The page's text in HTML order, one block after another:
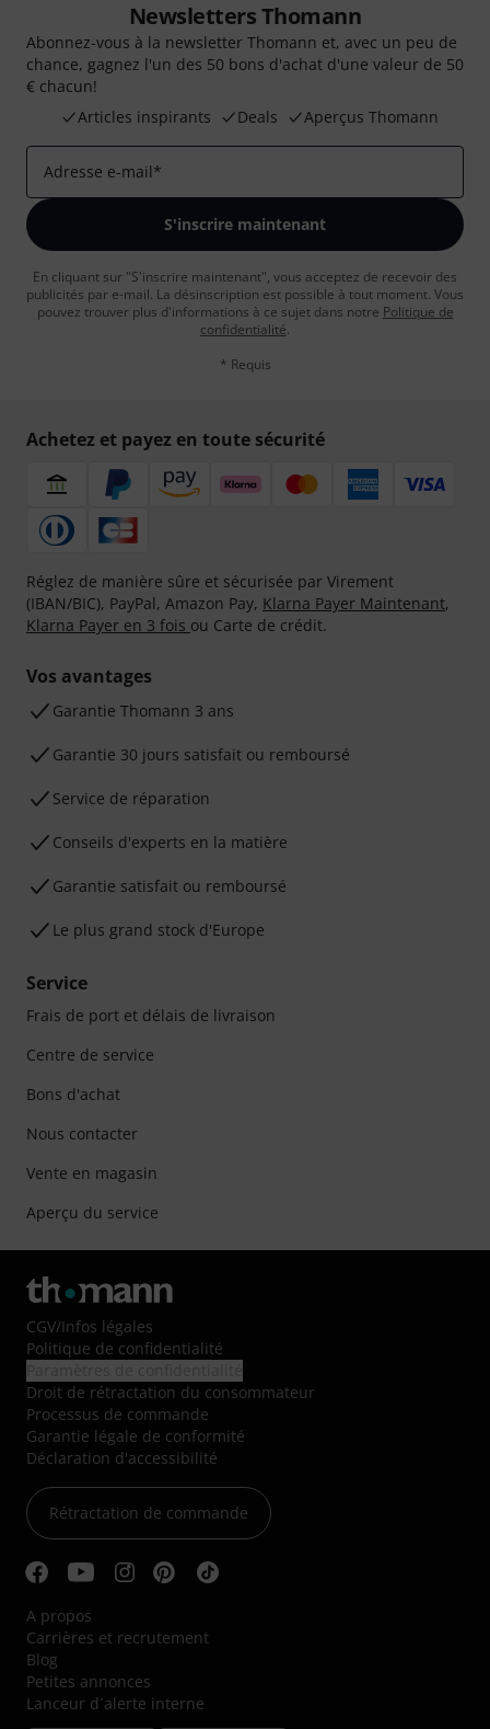
Newsletters Thomann
Abonnez-vous à la newsletter Thomann et, avec un peu de
chance, gagnez l'un des 50 bons d'achat d'une valeur de 50
€ chacun!
Articles inspirants
Deals Aperçus Thomann
Adresse e-mail*
S'inscrire maintenant
En cliquant sur "S'inscrire maintenant", vous acceptez de recevoir des
publicités par e-mail. La désinscription est possible à tout moment. Vous
pouvez trouver plus d'informations à ce sujet dans notre Politique de
confidentialité.
* Requis
Achetez et payez en toute sécurité
Réglez de manière sûre et sécurisée par Virement
(IBAN/BIC), PayPal, Amazon Pay, Klarna Payer Maintenant,
Klarna Payer en 3 fois ou Carte de crédit.
Vos avantages
Ga­ran­tie Thomann 3 ans
Garantie 30 jours satisfait ou remboursé
Service de réparation
Conseils d'experts en la matière
Garantie satisfait ou remboursé
Le plus grand stock d'Europe
Service
Frais de port et délais de livraison
Centre de service
Bons d'achat
Nous contacter
Vente en magasin
Aperçu du service
CGV/Infos légales
Politique de confidentialité
Droit de rétractation du consommateur
Processus de commande
Garantie légale de conformité
Déclaration d'accessibilité
Rétractation de commande
A propos
Carrières et recrutement
Blog
Petites annonces
Lanceur d´alerte interne